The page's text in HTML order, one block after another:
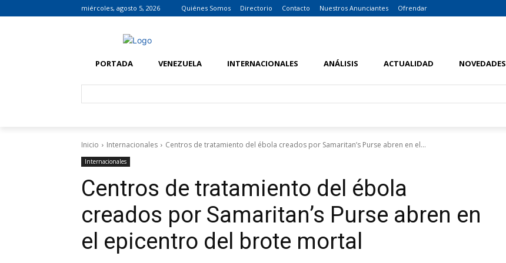
miércoles, agosto 5, 2026 Quiénes Somos Directorio Contacto Nuestros Anunciantes Ofrendar
PORTADA VENEZUELA INTERNACIONALES ANÁLISIS ACTUALIDAD NOVEDADES
Inicio Internacionales Centros de tratamiento del ébola creados por Samaritan’s Purse abren en el...
Internacionales
Centros de tratamiento del ébola
creados por Samaritan’s Purse abren en
el epicentro del brote mortal